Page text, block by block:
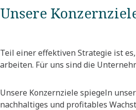
Unsere
Teil einer effektiven Strategie ist
arbeiten. Für uns sind die
Unsere Konzernziele spiegeln
nachhaltiges und profitables